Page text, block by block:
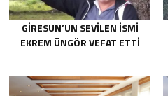
GIRESUN’UN SEVILEN İSMI
EKREM ÜNGÖR VEFAT ETTI